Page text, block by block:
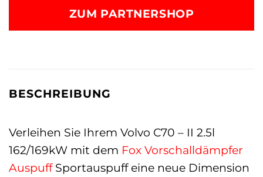
ZUM PARTNERSHOP
BESCHREIBUNG
Verleihen Sie Ihrem Volvo C70 – II 2.5l
162/169kW mit dem Fox Vorschalldämpfer
AuspuffSportauspuff eine neue Dimension